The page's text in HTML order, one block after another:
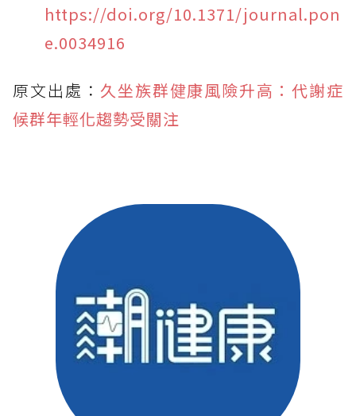
https://doi.org/10.1371/journal.pon
e.0034916
原文出處： 久坐族群健康風險升高：代謝症
候群年輕化趨勢受關注